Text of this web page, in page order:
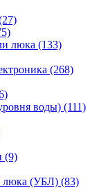
люка (133)
(268)
воды) (111)
(9)
люка (УБЛ) (83)